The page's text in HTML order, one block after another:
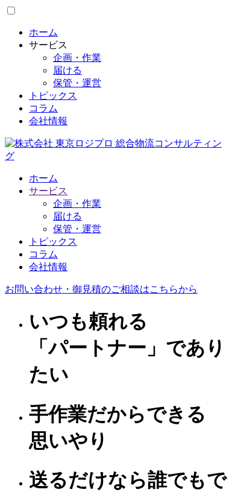
ホーム
サービス
企画・作業
届ける
保管・運営
トピックス
コラム
会社情報
ホーム
サービス
企画・作業
届ける
保管・運営
トピックス
コラム
会社情報
お問い合わせ ・御見積のご相談はこちらから
いつも頼れる
「パートナー」であり
たい
手作業だからできる
思いやり
送るだけなら誰でもで